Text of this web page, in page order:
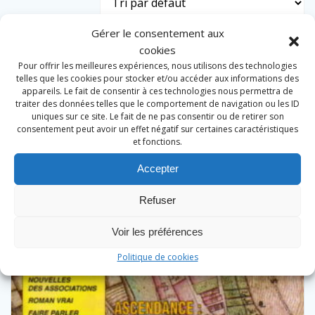
Gérer le consentement aux
cookies
Pour offrir les meilleures expériences, nous utilisons des technologies
telles que les cookies pour stocker et/ou accéder aux informations des
appareils. Le fait de consentir à ces technologies nous permettra de
traiter des données telles que le comportement de navigation ou les ID
uniques sur ce site. Le fait de ne pas consentir ou de retirer son
consentement peut avoir un effet négatif sur certaines caractéristiques
et fonctions.
Accepter
Refuser
Voir les préférences
Politique de cookies